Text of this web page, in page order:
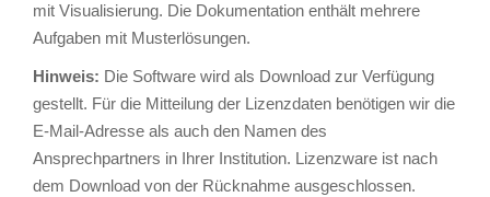
mit Visualisierung. Die Dokumentation enthält mehrere
Aufgaben mit Musterlösungen.
Hinweis: Die Software wird als Download zur Verfügung
gestellt. Für die Mitteilung der Lizenzdaten benötigen wir die
E-Mail-Adresse als auch den Namen des
Ansprechpartners in Ihrer Institution. Lizenzware ist nach
dem Download von der Rücknahme ausgeschlossen.